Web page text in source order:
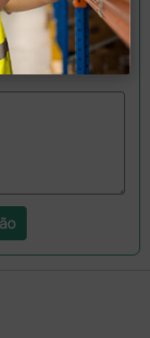
questão aos